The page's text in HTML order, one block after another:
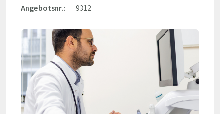
Angebotsnr.:
9312